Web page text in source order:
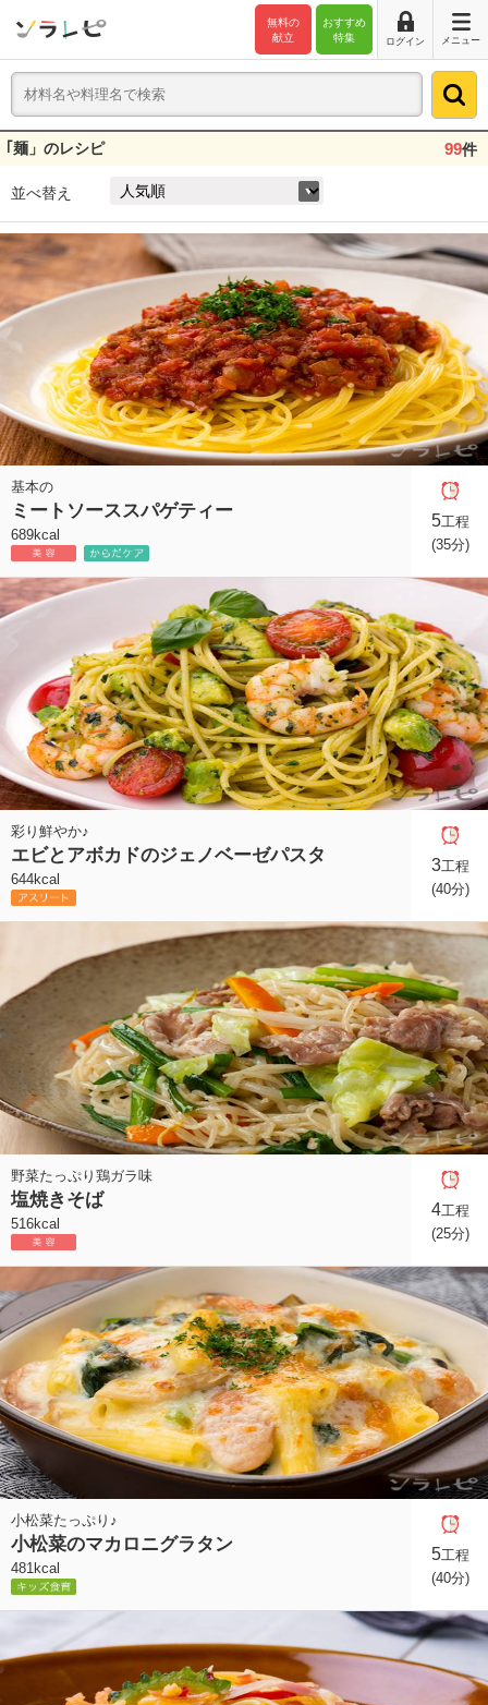
おすすめ
特集
無料の
献立
ログイン メニュー
｢麺」のレシピ 99件
並べ替え
基本の
ミートソーススパゲティー
689kcal
5工程
(35分)
彩り鮮やか♪
エビとアボカドのジェノベーゼパスタ
644kcal
3工程
(40分)
野菜たっぷり鶏ガラ味
塩焼きそば
516kcal
4工程
(25分)
小松菜たっぷり♪
小松菜のマカロニグラタン
481kcal
5工程
(40分)